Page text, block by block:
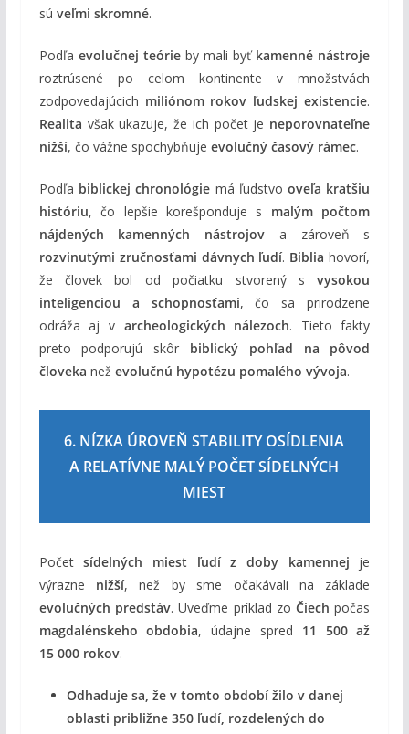
sú veľmi skromné.
Podľa evolučnej teórieby mali byť kamenné nástroje
roztrúsené po celom kontinente v množstvách
zodpovedajúcich miliónom rokov ľudskej existencie.
Realita však ukazuje, že ich počet je neporovnateľne
nižší, čo vážne spochybňuje evolučný časový rámec.
Podľa biblickej chronológie má ľudstvooveľa kratšiu
históriu, čo lepšie korešponduje s malým počtom
nájdených kamenných nástrojov a zároveň s
rozvinutými zručnosťami dávnych ľudí. Biblia hovorí,
že človek bol od počiatku stvorený svysokou
inteligenciou a schopnosťami, čo sa prirodzene
odráža aj v archeologických nálezoch. Tieto fakty
preto podporujú skôr biblický pohľad na pôvod
človeka než evolučnú hypotézu pomalého vývoja.
6. NÍZKA ÚROVEŇ STABILITY OSÍDLENIA
A RELATÍVNE MALÝ POČET SÍDELNÝCH
MIEST
Početsídelných miest ľudí z doby kamennej je
výrazne nižší, než by sme očakávali na základe
evolučných predstáv. Uveďme príklad zoČiech počas
magdalénskeho obdobia, údajne spred 11 500 až
15 000 rokov.
Odhaduje sa, že v tomto období žilo v danej
oblasti približne 350 ľudí, rozdelených do